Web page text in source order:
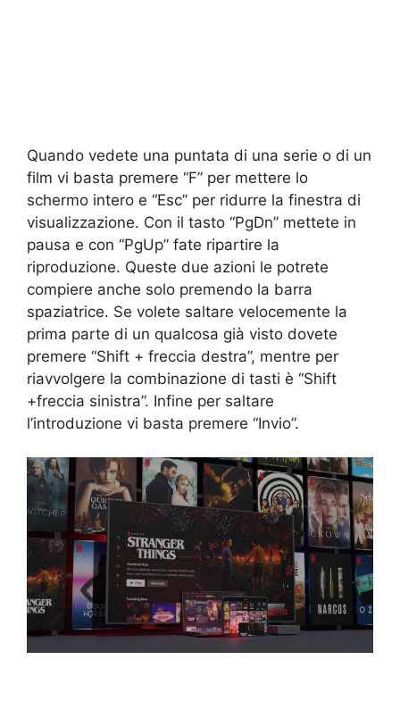
Quando vedete una puntata di una serie o di un
film vi basta premere “F” per mettere lo
schermo intero e “Esc” per ridurre la finestra di
visualizzazione. Con il tasto “PgDn” mettete in
pausa e con “PgUp” fate ripartire la
riproduzione. Queste due azioni le potrete
compiere anche solo premendo la barra
spaziatrice. Se volete saltare velocemente la
prima parte di un qualcosa già visto dovete
premere “Shift + freccia destra”, mentre per
riavvolgere la combinazione di tasti è “Shift
+freccia sinistra”. Infine per saltare
l’introduzione vi basta premere “Invio”.